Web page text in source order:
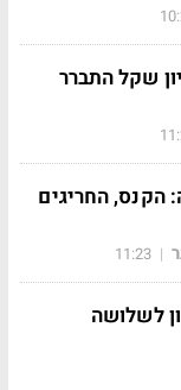
של 1.9 מיליון שקל התברר
הקנס, החריגים
|
11:23
1.75 מיליון לשלושה